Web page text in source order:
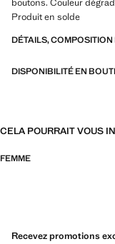
boutons. Couleur
Produit en solde
DÉTAILS, COMPOSITION
DISPONIBILITÉ EN
CELA POURRAIT VOUS
FEMME
Recevez promotions